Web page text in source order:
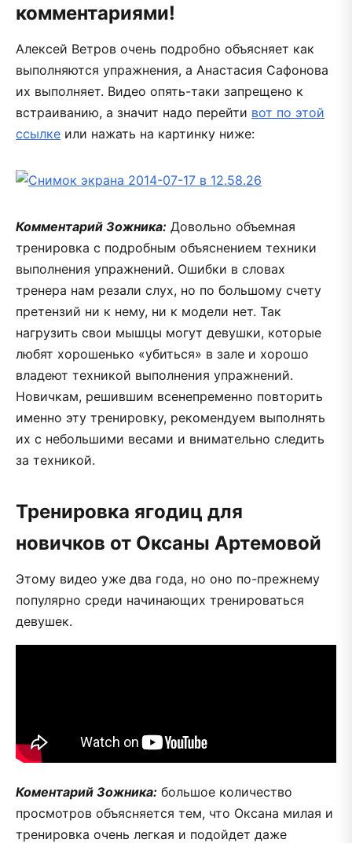
комментариями!
Алексей Ветров очень подробно объясняет как
выполняются упражнения, а Анастасия Сафонова
их выполняет. Видео опять-таки запрещено к
встраиванию, а значит надо перейти вот по этой
ссылке или нажать на картинку ниже:
Комментарий Зожника: Довольно объемная
тренировка с подробным объяснением техники
выполнения упражнений. Ошибки в словах
тренера нам резали слух, но по большому счету
претензий ни к нему, ни к модели нет. Так
нагрузить свои мышцы могут девушки, которые
любят хорошенько «убиться» в зале и хорошо
владеют техникой выполнения упражнений.
Новичкам, решившим всенепременно повторить
именно эту тренировку, рекомендуем выполнять
их с небольшими весами и внимательно следить
за техникой.
Тренировка ягодиц для
новичков от Оксаны Артемовой
Этому видео уже два года, но оно по-прежнему
популярно среди начинающих тренироваться
девушек.
Коментарий Зожника: большое количество
просмотров объясняется тем, что Оксана милая и
тренировка очень легкая и подойдет даже